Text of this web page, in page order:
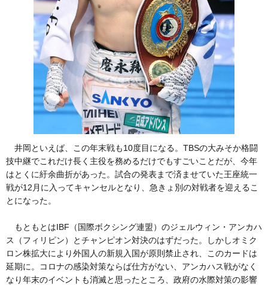
井岡といえば、この年末戦も10度目になる。TBSの大みそか格闘
技中継でこれだけ長く主役を務めるだけでもすごいことだが、今年
はとくに紆余曲折があった。試合の発表まで済ませていた王座統一
戦が12月に入ってキャンセルとなり、急きょ別の対戦者を迎えるこ
とになった。
もともとはIBF（国際ボクシング連盟）のジェルウィン・アンカハ
ス（フィリピン）とチャンピオン対決のはずだった。しかしオミク
ロン株拡大により外国人の新規入国が原則禁止され、このカードは
延期に。コロナの感染対策ならば仕方がない、アンカハス戦がなく
なり年末のイベントも消滅と思ったところ、政府の水際対策の影響